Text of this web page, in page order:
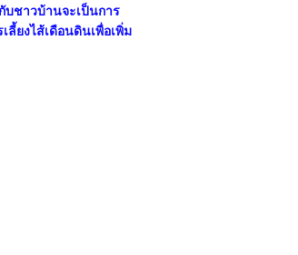
บชาวบ้านจะเป็นการ
ยงไส้เดือนดินเพื่อเพิ่ม